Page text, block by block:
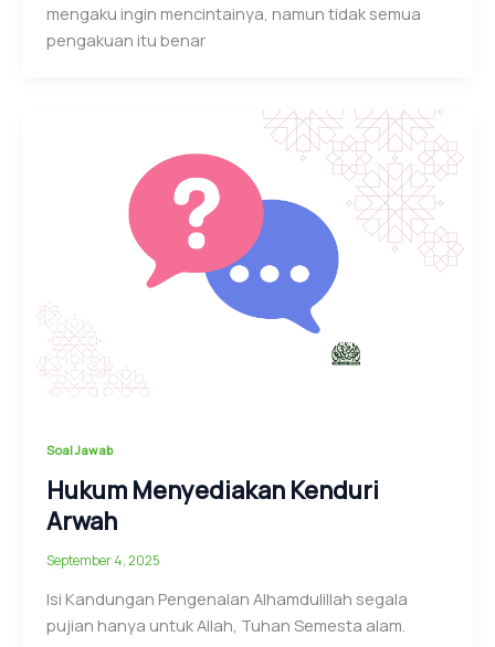
mengaku ingin mencintainya, namun tidak semua
pengakuan itu benar
Soal Jawab
Hukum Menyediakan Kenduri
Arwah
September 4, 2025
Isi Kandungan Pengenalan Alhamdulillah segala
pujian hanya untuk Allah, Tuhan Semesta alam.